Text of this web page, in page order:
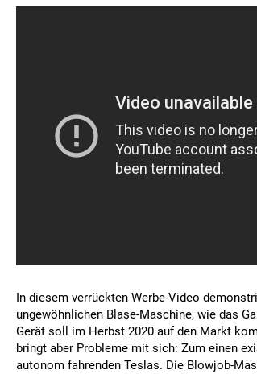
In diesem verrückten Werbe-Video
ungewöhnlichen Blase-Maschine, wie das
Gerät soll im Herbst 2020 auf den Markt
bringt aber Probleme mit sich: Zum einen
autonom fahrenden Teslas. Die Blowjob-